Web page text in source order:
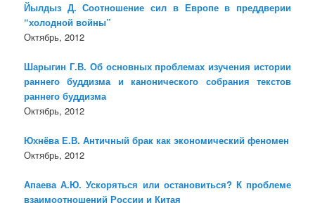
Йылдыз Д. Соотношение сил в Европе в преддверии
“холодной войны”
Октябрь, 2012
Шарыгин Г.В. Об основных проблемах изучения истории
раннего буддизма и канонического собрания текстов
раннего буддизма
Октябрь, 2012
Юхнёва Е.В. Античный брак как экономический феномен
Октябрь, 2012
Апаева А.Ю. Ускоряться или остановиться? К проблеме
взаимоотношений России и Китая